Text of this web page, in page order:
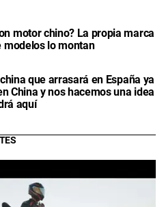
motor chino? La propia marca
modelos lo montan
que arrasará en España ya
China y nos hacemos una idea
aquí